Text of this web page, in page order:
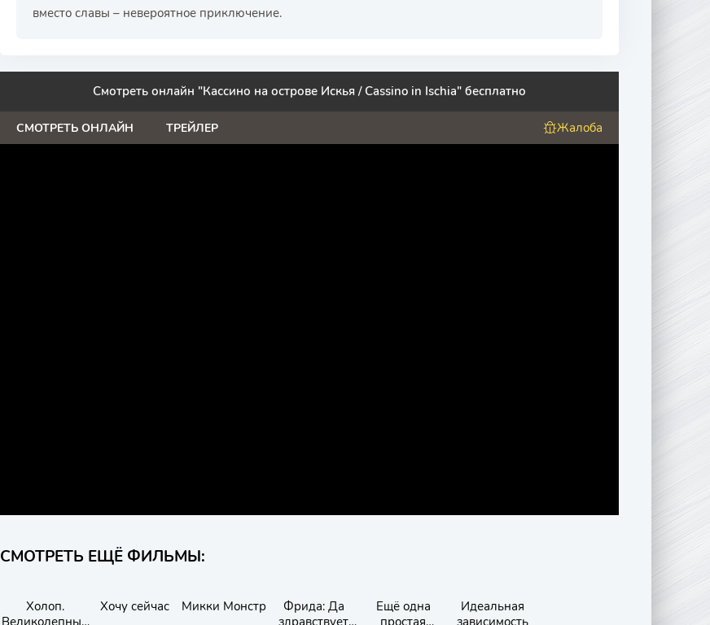
вместо славы – невероятное приключение.
Смотреть онлайн "Кассино на острове Искья / Cassino in Ischia" бесплатно
СМОТРЕТЬ ОНЛАЙН ТРЕЙЛЕР Жалоба
СМОТРЕТЬ ЕЩЁ ФИЛЬМЫ:
Холоп.
Великолепный
Хочу сейчас Микки Монстр
Фрида: Да
здравствует
Ещё одна
простая
Идеальная
зависимость